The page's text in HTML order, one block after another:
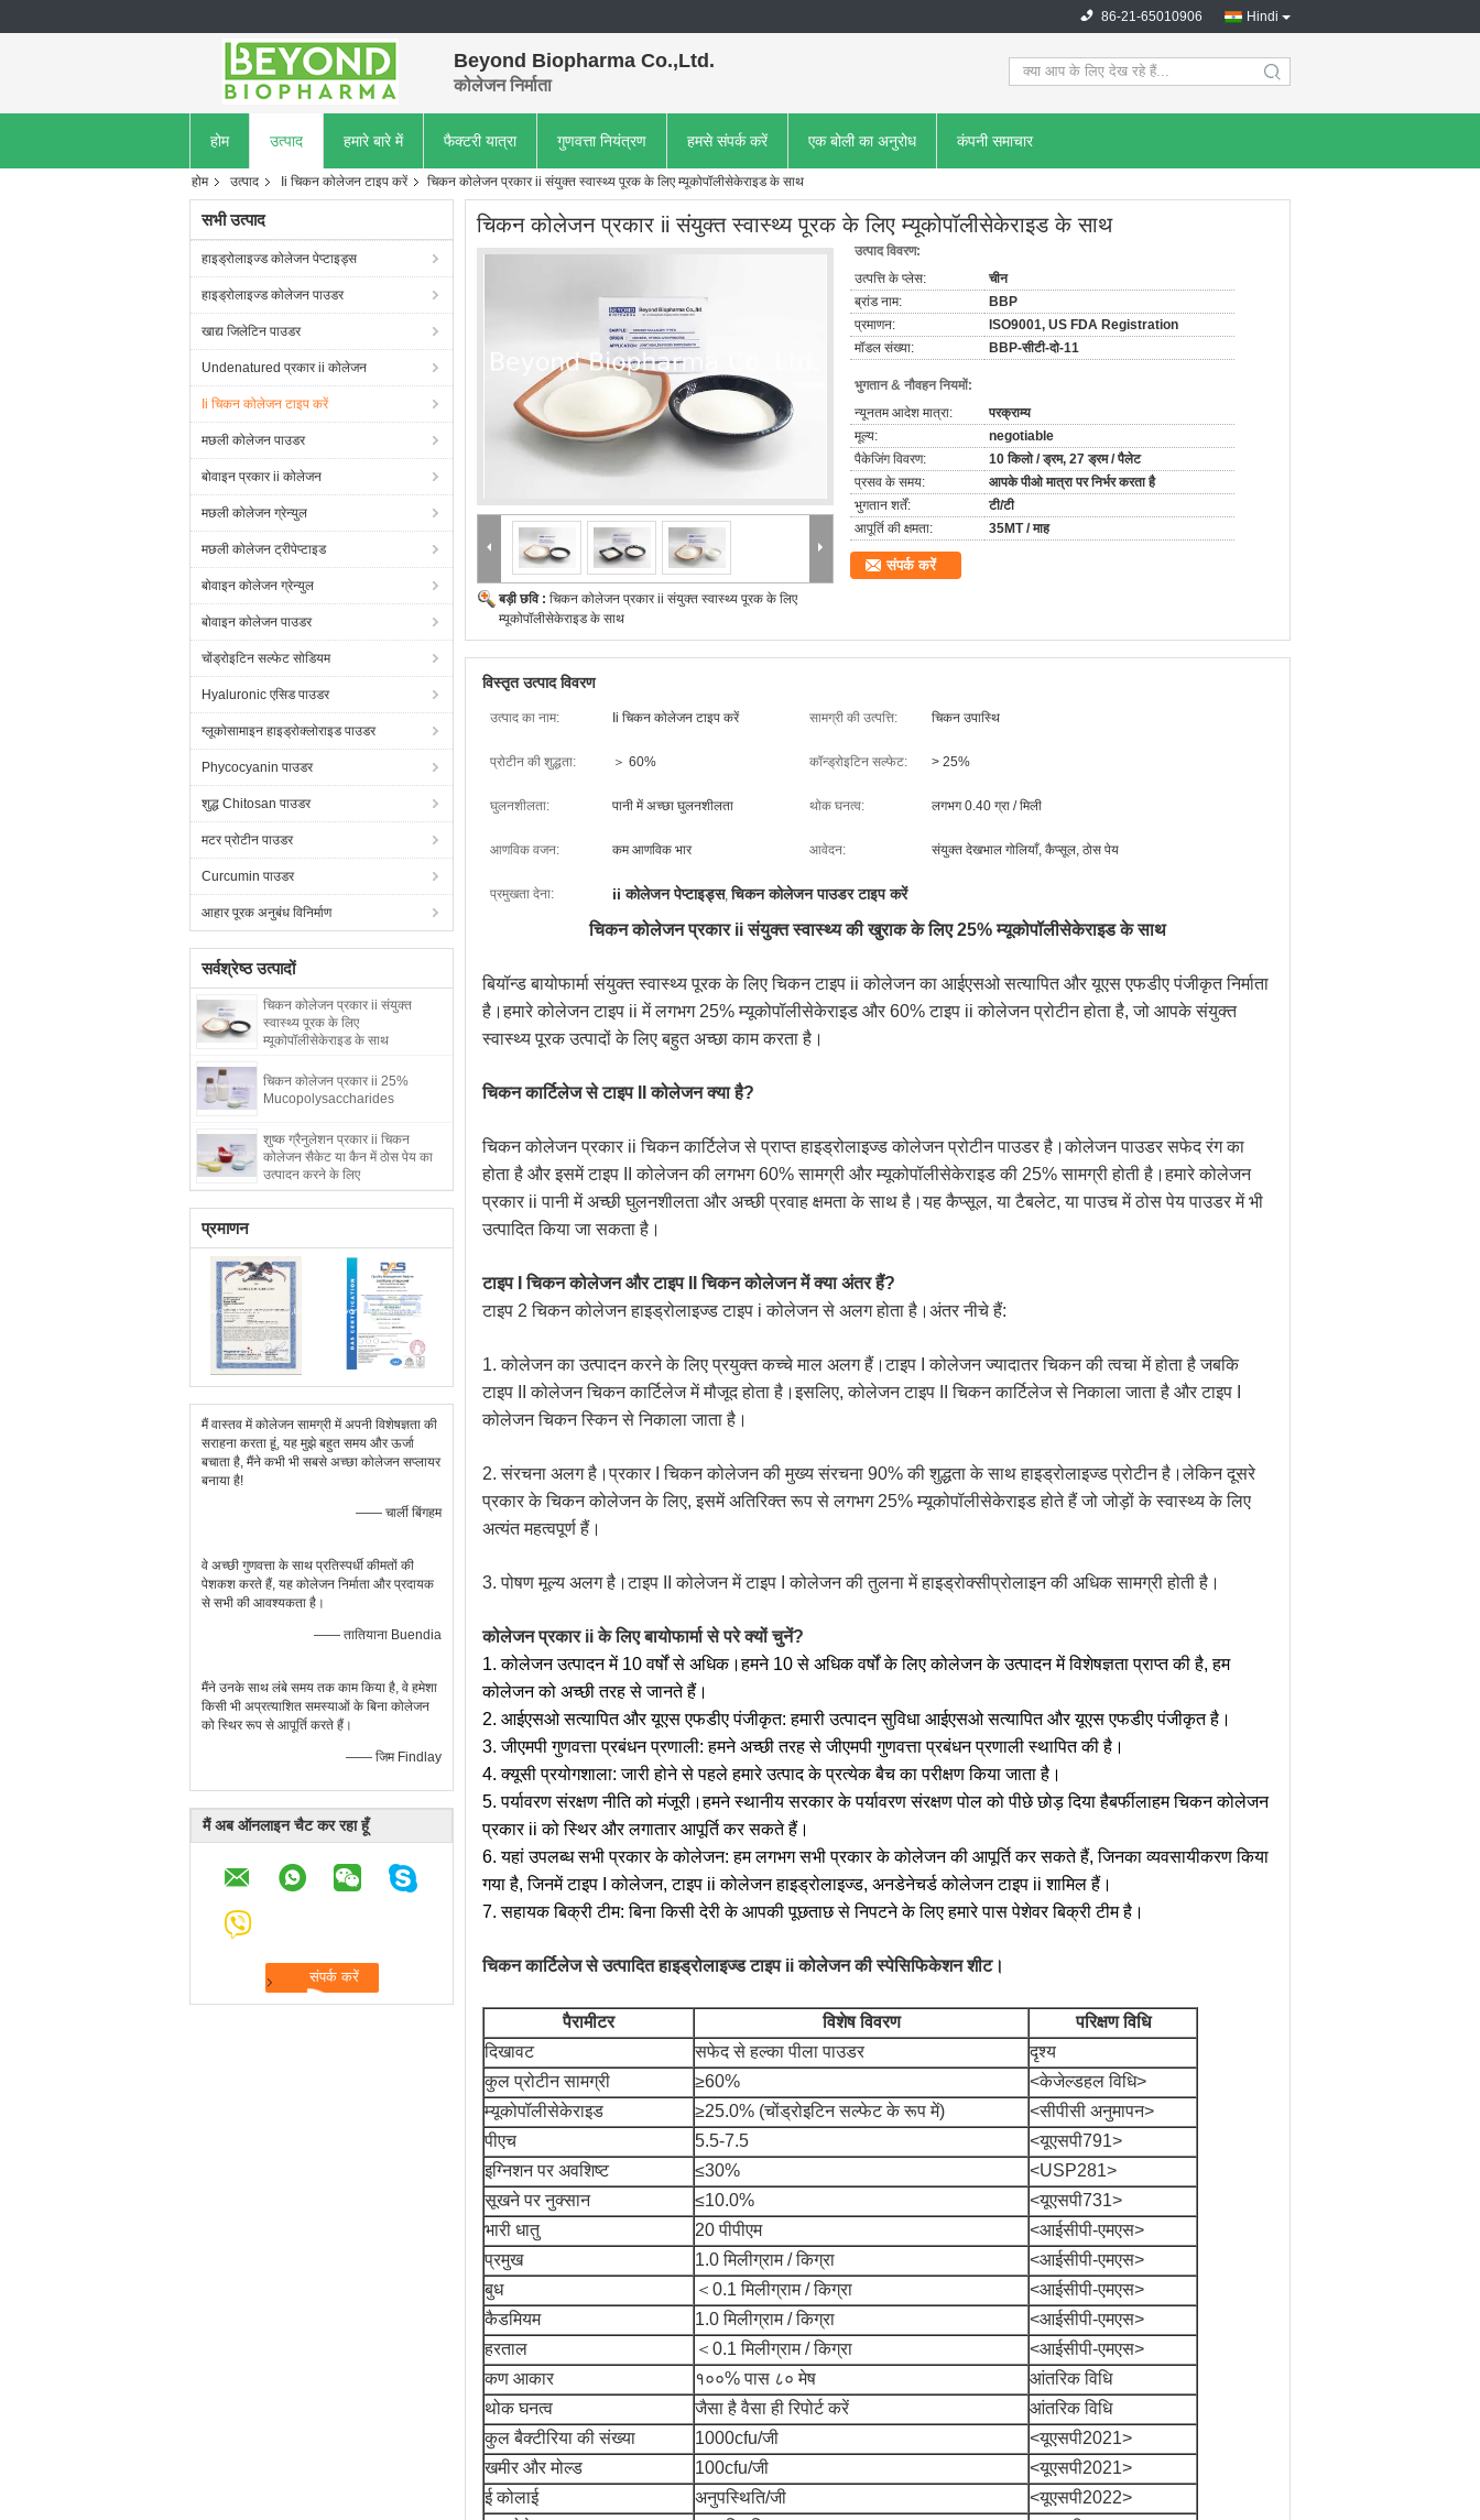
Hindi
86-21-65010906
Beyond Biopharma Co.,Ltd.
कोलेजन निर्माता search
होम उत्पाद हमारे बारे में फैक्टरी यात्रा गुणवत्ता नियंत्रण हमसे संपर्क करें एक बोली का अनुरोध कंपनी समाचार
होम उत्पाद Ii चिकन कोलेजन टाइप करें चिकन कोलेजन प्रकार ii संयुक्त स्वास्थ्य पूरक के लिए म्यूकोपॉलीसेकेराइड के साथ
सभी उत्पाद
हाइड्रोलाइज्ड कोलेजन पेप्टाइड्स
हाइड्रोलाइज्ड कोलेजन पाउडर
खाद्य जिलेटिन पाउडर
Undenatured प्रकार ii कोलेजन
Ii चिकन कोलेजन टाइप करें
मछली कोलेजन पाउडर
बोवाइन प्रकार ii कोलेजन
मछली कोलेजन ग्रेन्युल
मछली कोलेजन ट्रीपेप्टाइड
बोवाइन कोलेजन ग्रेन्युल
बोवाइन कोलेजन पाउडर
चोंड्रोइटिन सल्फेट सोडियम
Hyaluronic एसिड पाउडर
ग्लूकोसामाइन हाइड्रोक्लोराइड पाउडर
Phycocyanin पाउडर
शुद्ध Chitosan पाउडर
मटर प्रोटीन पाउडर
Curcumin पाउडर
आहार पूरक अनुबंध विनिर्माण
सर्वश्रेष्ठ उत्पादों
चिकन कोलेजन प्रकार ii संयुक्त
स्वास्थ्य पूरक के लिए
म्यूकोपॉलीसेकेराइड के साथ
चिकन कोलेजन प्रकार ii 25%
Mucopolysaccharides
शुष्क ग्रैनुलेशन प्रकार ii चिकन
कोलेजन सैकेट या कैन में ठोस पेय का
उत्पादन करने के लिए
प्रमाणन
मैं वास्तव में कोलेजन सामग्री में अपनी विशेषज्ञता की
सराहना करता हूं, यह मुझे बहुत समय और ऊर्जा
बचाता है, मैंने कभी भी सबसे अच्छा कोलेजन सप्लायर
बनाया है!
—— चार्ली बिंगहम
वे अच्छी गुणवत्ता के साथ प्रतिस्पर्धी कीमतों की
पेशकश करते हैं, यह कोलेजन निर्माता और प्रदायक
से सभी की आवश्यकता है।
—— तातियाना Buendia
मैंने उनके साथ लंबे समय तक काम किया है, वे हमेशा
किसी भी अप्रत्याशित समस्याओं के बिना कोलेजन
को स्थिर रूप से आपूर्ति करते हैं।
—— जिम Findlay
मैं अब ऑनलाइन चैट कर रहा हूँ
चिकन कोलेजन प्रकार ii संयुक्त स्वास्थ्य पूरक के लिए म्यूकोपॉलीसेकेराइड के साथ
बड़ी छवि : चिकन कोलेजन प्रकार ii संयुक्त स्वास्थ्य पूरक के लिए
म्यूकोपॉलीसेकेराइड के साथ
उत्पाद विवरण:
उत्पत्ति के प्लेस:
चीन
ब्रांड नाम:
BBP
प्रमाणन:
ISO9001, US FDA Registration
मॉडल संख्या:
BBP-सीटी-दो-11
भुगतान & नौवहन नियमों:
न्यूनतम आदेश मात्रा:
परक्राम्य
मूल्य:
negotiable
पैकेजिंग विवरण:
10 किलो / ड्रम, 27 ड्रम / पैलेट
प्रसव के समय:
आपके पीओ मात्रा पर निर्भर करता है
भुगतान शर्तें:
टी/टी
आपूर्ति की क्षमता:
35MT / माह
संपर्क करें
विस्तृत उत्पाद विवरण
उत्पाद का नाम: Ii चिकन कोलेजन टाइप करें सामग्री की उत्पत्ति: चिकन उपास्थि
प्रोटीन की शुद्धता: ＞ 60% कॉन्ड्रोइटिन सल्फेट: > 25%
घुलनशीलता: पानी में अच्छा घुलनशीलता थोक घनत्व: लगभग 0.40 ग्रा / मिली
आणविक वजन: कम आणविक भार आवेदन: संयुक्त देखभाल गोलियाँ, कैप्सूल, ठोस पेय
प्रमुखता देना: ii कोलेजन पेप्टाइड्स,चिकन कोलेजन पाउडर टाइप करें
चिकन कोलेजन प्रकार ii संयुक्त स्वास्थ्य की खुराक के लिए 25% म्यूकोपॉलीसेकेराइड के साथ
बियॉन्ड बायोफार्मा संयुक्त स्वास्थ्य पूरक के लिए चिकन टाइप ii कोलेजन का आईएसओ सत्यापित और यूएस एफडीए पंजीकृत निर्माता
है।हमारे कोलेजन टाइप ii में लगभग 25% म्यूकोपॉलीसेकेराइड और 60% टाइप ii कोलेजन प्रोटीन होता है, जो आपके संयुक्त
स्वास्थ्य पूरक उत्पादों के लिए बहुत अच्छा काम करता है।
चिकन कार्टिलेज से टाइप II कोलेजन क्या है?
चिकन कोलेजन प्रकार ii चिकन कार्टिलेज से प्राप्त हाइड्रोलाइज्ड कोलेजन प्रोटीन पाउडर है।कोलेजन पाउडर सफेद रंग का
होता है और इसमें टाइप II कोलेजन की लगभग 60% सामग्री और म्यूकोपॉलीसेकेराइड की 25% सामग्री होती है।हमारे कोलेजन
प्रकार ii पानी में अच्छी घुलनशीलता और अच्छी प्रवाह क्षमता के साथ है।यह कैप्सूल, या टैबलेट, या पाउच में ठोस पेय पाउडर में भी
उत्पादित किया जा सकता है।
टाइप I चिकन कोलेजन और टाइप II चिकन कोलेजन में क्या अंतर हैं?
टाइप 2 चिकन कोलेजन हाइड्रोलाइज्ड टाइप i कोलेजन से अलग होता है।अंतर नीचे हैं:
1. कोलेजन का उत्पादन करने के लिए प्रयुक्त कच्चे माल अलग हैं।टाइप I कोलेजन ज्यादातर चिकन की त्वचा में होता है जबकि
टाइप II कोलेजन चिकन कार्टिलेज में मौजूद होता है।इसलिए, कोलेजन टाइप II चिकन कार्टिलेज से निकाला जाता है और टाइप I
कोलेजन चिकन स्किन से निकाला जाता है।
2. संरचना अलग है।प्रकार I चिकन कोलेजन की मुख्य संरचना 90% की शुद्धता के साथ हाइड्रोलाइज्ड प्रोटीन है।लेकिन दूसरे
प्रकार के चिकन कोलेजन के लिए, इसमें अतिरिक्त रूप से लगभग 25% म्यूकोपॉलीसेकेराइड होते हैं जो जोड़ों के स्वास्थ्य के लिए
अत्यंत महत्वपूर्ण हैं।
3. पोषण मूल्य अलग है।टाइप II कोलेजन में टाइप I कोलेजन की तुलना में हाइड्रोक्सीप्रोलाइन की अधिक सामग्री होती है।
कोलेजन प्रकार ii के लिए बायोफार्मा से परे क्यों चुनें?
1. कोलेजन उत्पादन में 10 वर्षों से अधिक।हमने 10 से अधिक वर्षों के लिए कोलेजन के उत्पादन में विशेषज्ञता प्राप्त की है, हम
कोलेजन को अच्छी तरह से जानते हैं।
2. आईएसओ सत्यापित और यूएस एफडीए पंजीकृत: हमारी उत्पादन सुविधा आईएसओ सत्यापित और यूएस एफडीए पंजीकृत है।
3. जीएमपी गुणवत्ता प्रबंधन प्रणाली: हमने अच्छी तरह से जीएमपी गुणवत्ता प्रबंधन प्रणाली स्थापित की है।
4. क्यूसी प्रयोगशाला: जारी होने से पहले हमारे उत्पाद के प्रत्येक बैच का परीक्षण किया जाता है।
5. पर्यावरण संरक्षण नीति को मंजूरी।हमने स्थानीय सरकार के पर्यावरण संरक्षण पोल को पीछे छोड़ दिया हैबर्फीलाहम चिकन कोलेजन
प्रकार ii को स्थिर और लगातार आपूर्ति कर सकते हैं।
6. यहां उपलब्ध सभी प्रकार के कोलेजन: हम लगभग सभी प्रकार के कोलेजन की आपूर्ति कर सकते हैं, जिनका व्यवसायीकरण किया
गया है, जिनमें टाइप I कोलेजन, टाइप ii कोलेजन हाइड्रोलाइज्ड, अनडेनेचर्ड कोलेजन टाइप ii शामिल हैं।
7. सहायक बिक्री टीम: बिना किसी देरी के आपकी पूछताछ से निपटने के लिए हमारे पास पेशेवर बिक्री टीम है।
चिकन कार्टिलेज से उत्पादित हाइड्रोलाइज्ड टाइप ii कोलेजन की स्पेसिफिकेशन शीट।
पैरामीटर विशेष विवरण
परिक्षण विधि
दिखावट
सफेद से हल्का पीला पाउडर
दृश्य
कुल प्रोटीन सामग्री
≥60%
<केजेल्डहल विधि>
म्यूकोपॉलीसेकेराइड
≥25.0% (चोंड्रोइटिन सल्फेट के रूप में)
<सीपीसी अनुमापन>
पीएच
5.5-7.5
<यूएसपी791>
इग्निशन पर अवशिष्ट
≤30%
<USP281>
सूखने पर नुक्सान
≤10.0%
<यूएसपी731>
भारी धातु
20 पीपीएम
<आईसीपी-एमएस>
प्रमुख
1.0 मिलीग्राम / किग्रा
<आईसीपी-एमएस>
बुध
＜0.1 मिलीग्राम / किग्रा
<आईसीपी-एमएस>
कैडमियम
1.0 मिलीग्राम / किग्रा
<आईसीपी-एमएस>
हरताल
＜0.1 मिलीग्राम / किग्रा
<आईसीपी-एमएस>
कण आकार
१००% पास ८० मेष
आंतरिक विधि
थोक घनत्व
जैसा है वैसा ही रिपोर्ट करें
आंतरिक विधि
कुल बैक्टीरिया की संख्या
1000cfu/जी
<यूएसपी2021>
खमीर और मोल्ड
100cfu/जी
<यूएसपी2021>
ई कोलाई
अनुपस्थिति/जी
<यूएसपी2022>